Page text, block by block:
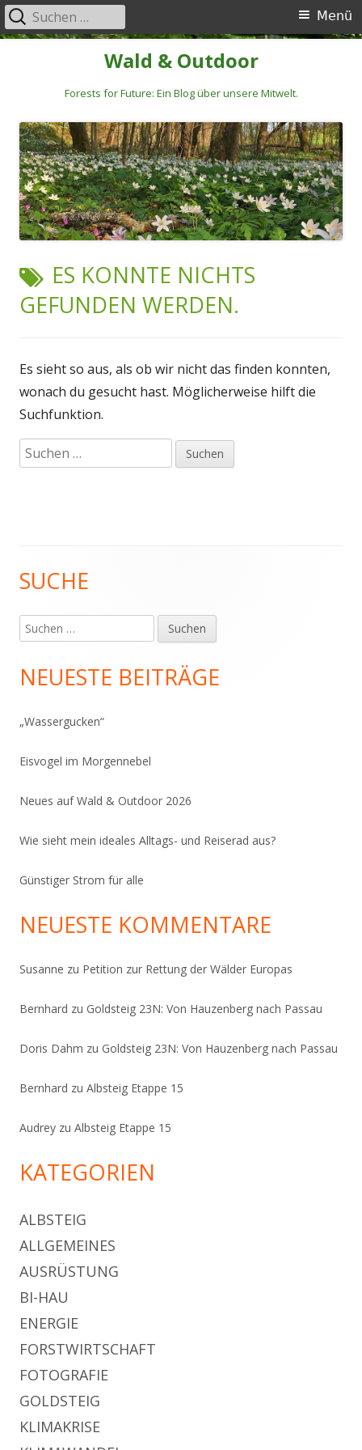
Wald & Outdoor
Forests for Future: Ein Blog über unsere Mitwelt.
Primäres
Menü
Suchen
nach:
ES KONNTE NICHTS
GEFUNDEN WERDEN.
Es sieht so aus, als ob wir nicht das finden konnten,
wonach du gesucht hast. Möglicherweise hilft die
Suchfunktion.
Suchen
nach:
Haupt-
Seitenleiste
SUCHE
Suchen
nach:
NEUESTE BEITRÄGE
„Wassergucken“
Eisvogel im Morgennebel
Neues auf Wald & Outdoor 2026
Wie sieht mein ideales Alltags- und Reiserad aus?
Günstiger Strom für alle
NEUESTE KOMMENTARE
Susanne zu Petition zur Rettung der Wälder Europas
Bernhard zu Goldsteig 23N: Von Hauzenberg nach Passau
Doris Dahm zu Goldsteig 23N: Von Hauzenberg nach Passau
Bernhard zu Albsteig Etappe 15
Audrey zu Albsteig Etappe 15
KATEGORIEN
ALBSTEIG
ALLGEMEINES
AUSRÜSTUNG
BI-HAU
ENERGIE
FORSTWIRTSCHAFT
FOTOGRAFIE
GOLDSTEIG
KLIMAKRISE